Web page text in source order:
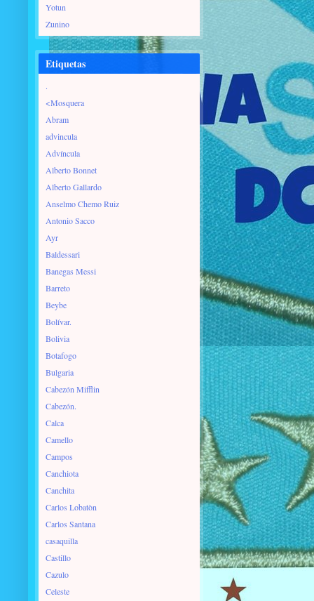
Yotun
Zunino
Etiquetas
.
<Mosquera
Abram
advincula
Advíncula
Alberto Bonnet
Alberto Gallardo
Anselmo Chemo Ruiz
Antonio Sacco
Ayr
Baldessari
Banegas Messi
Barreto
Beybe
Bolívar.
Bolivia
Botafogo
Bulgaria
Cabezón Mifflin
Cabezón.
Calca
Camello
Campos
Canchiota
Canchita
Carlos Lobatòn
Carlos Santana
casaquilla
Castillo
Cazulo
Celeste